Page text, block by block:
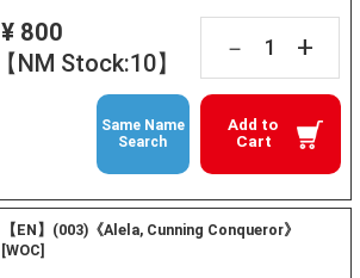
¥ 800
【NM Stock:10】
－ +
Add to
Cart
Same Name
Search
【EN】(003)《Alela, Cunning Conqueror》
[WOC]